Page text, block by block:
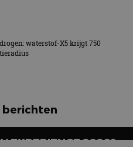
waterstof-X5 krijgt 750
berichten
EXPERIENCE 2026?